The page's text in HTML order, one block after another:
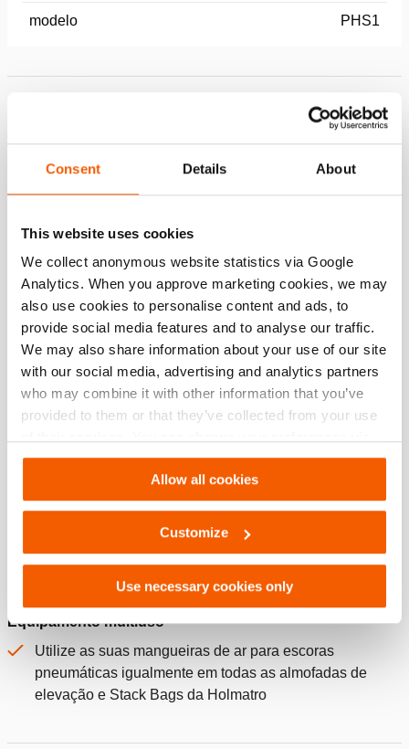
Consent Details About
This website uses cookies
We collect anonymous website statistics via Google
Analytics. When you approve marketing cookies, we may
also use cookies to personalise content and ads, to
provide social media features and to analyse our traffic.
We may also share information about your use of our site
with our social media, advertising and analytics partners
who may combine it with other information that you’ve
provided to them or that they’ve collected from your use
Settings. See ourcookiestatement.
Allow all cookies
Customize
Use necessary cookies only
modelo PHS1
Mangueira de ar AH 5 Y
Veja os detalhes
Mangueira de ar AH 5 O
Veja os detalhes
Veja os detalhes
Características
Equipamento multiuso
Utilize as suas mangueiras de ar para escoras
pneumáticas igualmente em todas as almofadas de
elevação e Stack Bags da Holmatro